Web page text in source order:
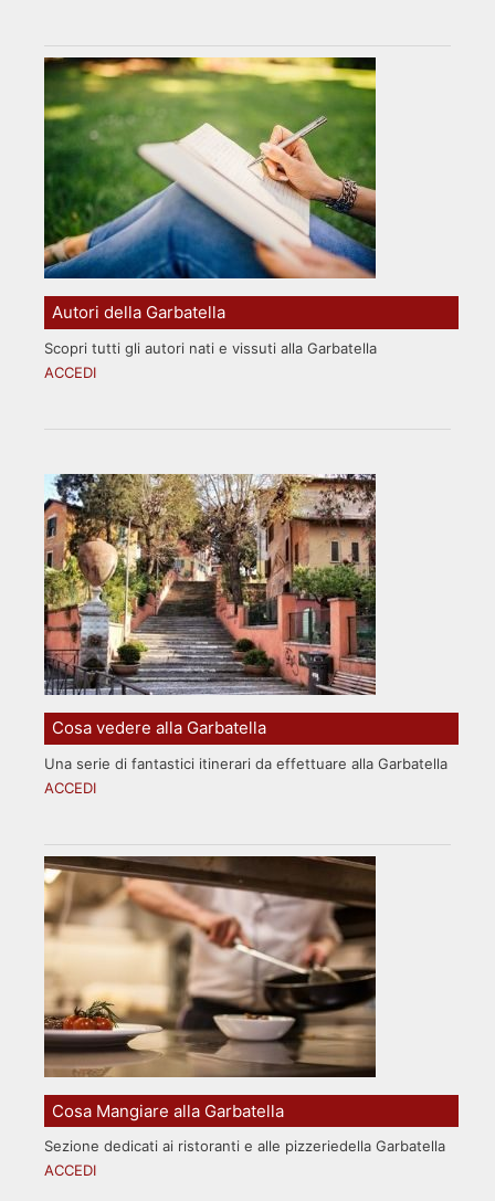
Autori della Garbatella
Scopri tutti gli autori nati e vissuti alla Garbatella
ACCEDI
Cosa vedere alla Garbatella
Una serie di fantastici itinerari da effettuare alla Garbatella
ACCEDI
Cosa Mangiare alla Garbatella
Sezione dedicati ai ristoranti e alle pizzeriedella Garbatella
ACCEDI